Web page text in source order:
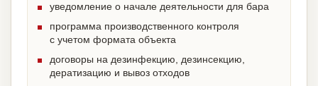
уведомление о начале деятельности для бара
программа производственного контроля
с учетом формата объекта
договоры на дезинфекцию, дезинсекцию,
дератизацию и вывоз отходов